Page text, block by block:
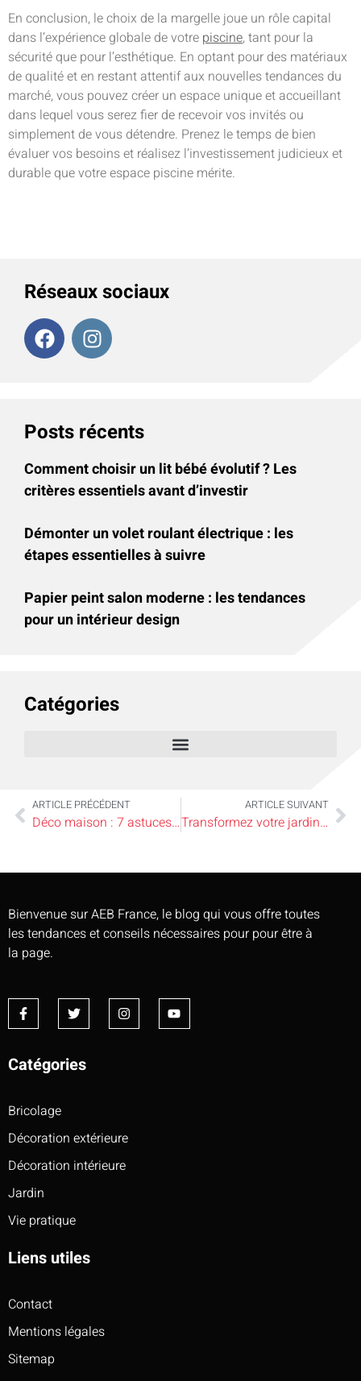
En conclusion, le choix de la margelle joue un rôle capital
dans l’expérience globale de votre piscine, tant pour la
sécurité que pour l’esthétique. En optant pour des matériaux
de qualité et en restant attentif aux nouvelles tendances du
marché, vous pouvez créer un espace unique et accueillant
dans lequel vous serez fier de recevoir vos invités ou
simplement de vous détendre. Prenez le temps de bien
évaluer vos besoins et réalisez l’investissement judicieux et
durable que votre espace piscine mérite.
Réseaux sociaux
Posts récents
Comment choisir un lit bébé évolutif ? Les
critères essentiels avant d’investir
Démonter un volet roulant électrique : les
étapes essentielles à suivre
Papier peint salon moderne : les tendances
pour un intérieur design
Catégories
ARTICLE PRÉCÉDENT
Déco maison : 7 astuces pour un intérieur chic et éco responsable étonnant
ARTICLE SUIVANT
Transformez votre jardin : l’art inattendu de la pose de clôtures
Bienvenue sur AEB France, le blog qui vous offre toutes
les tendances et conseils nécessaires pour pour être à
la page.
Catégories
Bricolage
Décoration extérieure
Décoration intérieure
Jardin
Vie pratique
Liens utiles
Contact
Mentions légales
Sitemap